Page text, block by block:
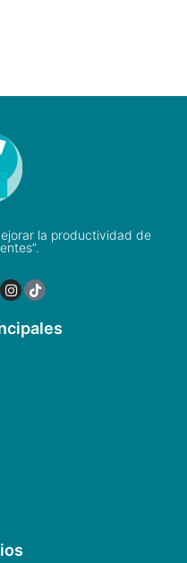
la productividad de